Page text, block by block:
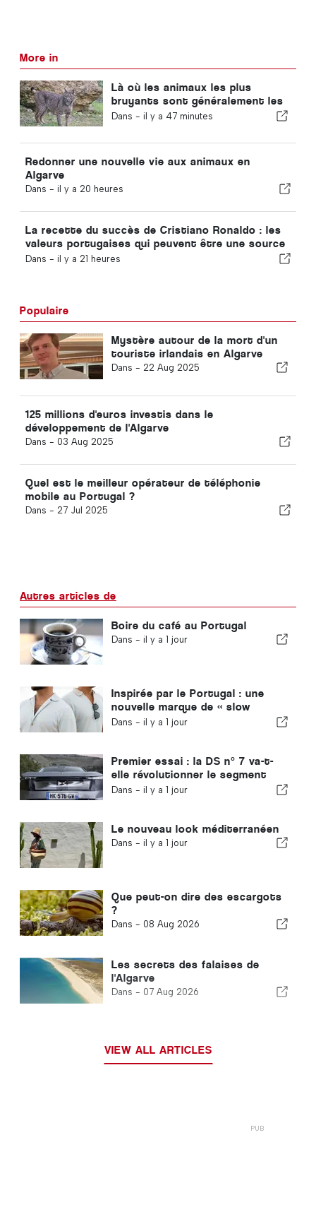
More in
Là où les animaux les plus
bruyants sont généralement les
chèvres
Dans - il y a 47 minutes
Redonner une nouvelle vie aux animaux en
Algarve
Dans - il y a 20 heures
La recette du succès de Cristiano Ronaldo : les
valeurs portugaises qui peuvent être une source
d'inspiration pour tout le monde
Dans - il y a 21 heures
Populaire
Mystère autour de la mort d'un
touriste irlandais en Algarve
Dans - 22 Aug 2025
125 millions d'euros investis dans le
développement de l'Algarve
Dans - 03 Aug 2025
Quel est le meilleur opérateur de téléphonie
mobile au Portugal ?
Dans - 27 Jul 2025
Autres articles de
Boire du café au Portugal
Dans - il y a 1 jour
Inspirée par le Portugal : une
nouvelle marque de « slow
fashion », VEMANO
Dans - il y a 1 jour
Premier essai : la DS n° 7 va-t-
elle révolutionner le segment
des voitures électriques ?
Dans - il y a 1 jour
Le nouveau look méditerranéen
Dans - il y a 1 jour
Que peut-on dire des escargots
?
Dans - 08 Aug 2026
Les secrets des falaises de
l'Algarve
Dans - 07 Aug 2026
VIEW ALL ARTICLES